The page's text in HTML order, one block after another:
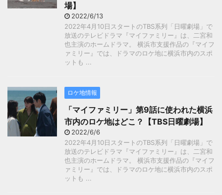
場】
2022/6/13
2022年4月10日スタートのTBS系列「日曜劇場」で
放送のテレビドラマ『マイファミリー』は、二宮和
也主演のホームドラマ。 横浜市支援作品の『マイフ
ァミリー』では、ドラマのロケ地に横浜市内のスポ
ットも ...
ロケ地情報
「マイファミリー」第9話に使われた横浜
市内のロケ地はどこ？【TBS日曜劇場】
2022/6/6
2022年4月10日スタートのTBS系列「日曜劇場」で
放送のテレビドラマ『マイファミリー』は、二宮和
也主演のホームドラマ。 横浜市支援作品の『マイフ
ァミリー』では、ドラマのロケ地に横浜市内のスポ
ットも ...